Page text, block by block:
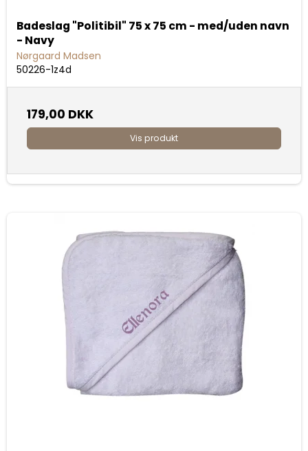
Badeslag "Politibil" 75 x 75 cm - med/uden navn
- Navy
Nørgaard Madsen
50226-1z4d
179,00 DKK
Vis produkt